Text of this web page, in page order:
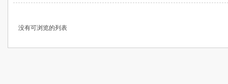
没有可浏览的列表